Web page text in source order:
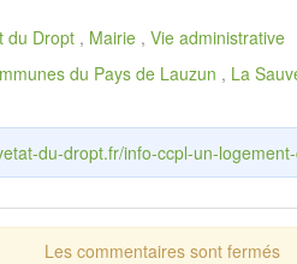
du Dropt , Mairie , Vie administrative
du Pays de Lauzun , La
du-dropt.fr/info-ccpl-un-
Les commentaires sont fermés